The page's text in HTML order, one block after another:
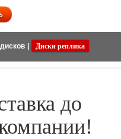
Диски реплика
до